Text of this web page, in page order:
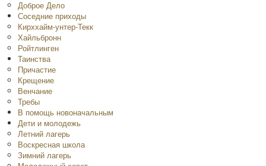
Доброе Дело
Соседние приходы
Кирххайм-унтер-Текк
Хайльбронн
Ройтлинген
Таинства
Причастие
Крещение
Венчание
Требы
В помощь новоначальным
Дети и молодежь
Летний лагерь
Воскресная школа
Зимний лагерь